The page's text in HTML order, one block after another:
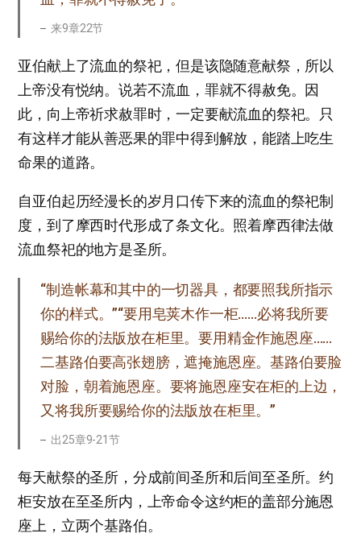
来9章22节
亚伯献上了流血的祭祀，但是该隐随意献祭，所以
上帝没有悦纳。说若不流血，罪就不得赦免。因
此，向上帝祈求赦罪时，一定要献流血的祭祀。只
有这样才能从善恶果的罪中得到解放，能踏上吃生
命果的道路。
自亚伯起历经漫长的岁月口传下来的流血的祭祀制
度，到了摩西时代形成了条文化。照着摩西律法做
流血祭祀的地方是圣所。
“制造帐幕和其中的一切器具，都要照我所指示
你的样式。”“要用皂荚木作一柜……必将我所要
赐给你的法版放在柜里。要用精金作施恩座……
二基路伯要高张翅膀，遮掩施恩座。基路伯要脸
对脸，朝着施恩座。要将施恩座安在柜的上边，
又将我所要赐给你的法版放在柜里。”
出25章9-21节
每天献祭的圣所，分成前间圣所和后间至圣所。约
柜安放在至圣所内，上帝命令这约柜的盖部分施恩
座上，立两个基路伯。